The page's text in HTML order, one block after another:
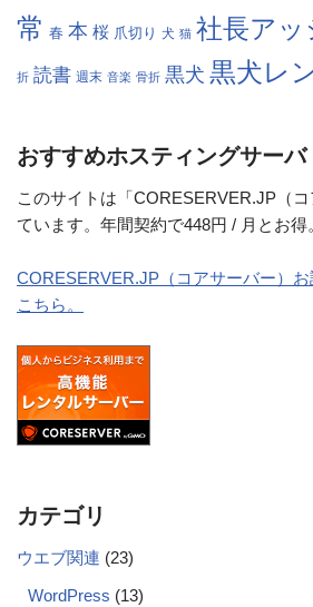
常 春 本 桜 爪切り 犬 猫 社長アッ
折 読書 週末 音楽 骨折 黒犬 黒犬レ
おすすめホスティングサーバ
このサイトは「CORESERVER.JP（
ています。年間契約で448円 / 月とお得
CORESERVER.JP（コアサーバー）
こちら。
カテゴリ
ウエブ関連 (23)
WordPress (13)